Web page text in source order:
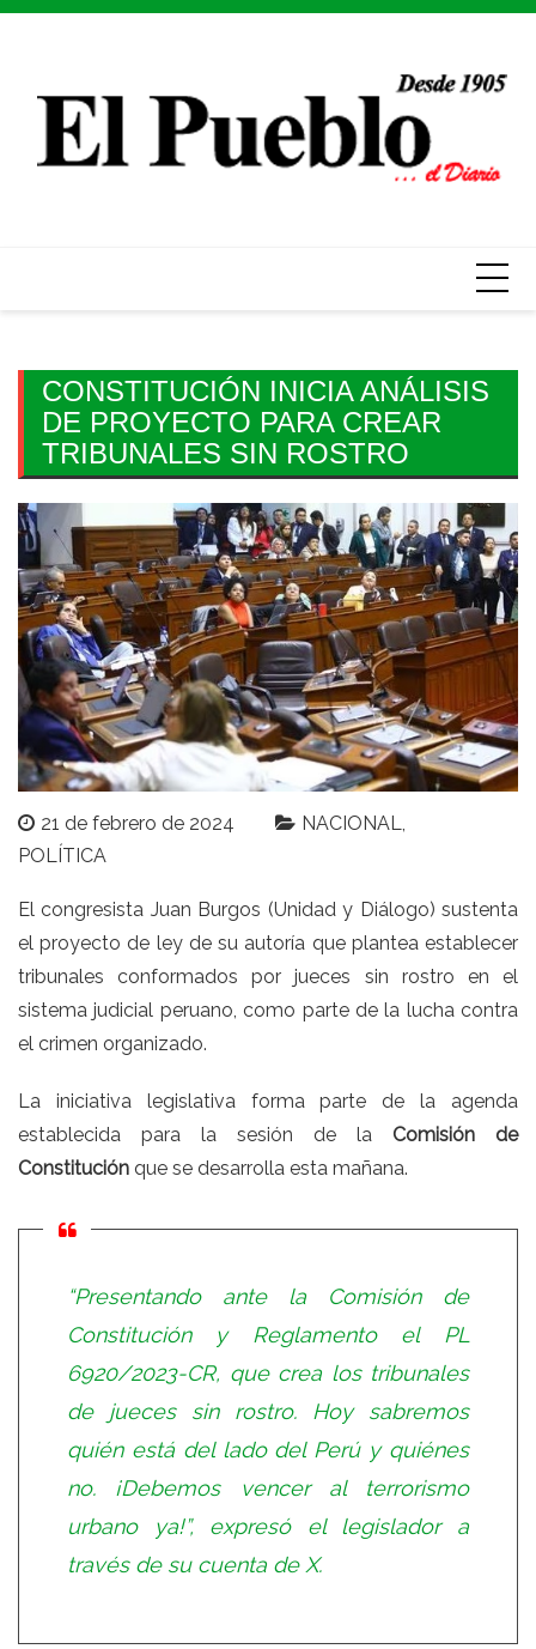
Skip
CONSTITUCIÓN INICIA ANÁLISIS
DE PROYECTO PARA CREAR
TRIBUNALES SIN ROSTRO
21 de febrero de 2024
NACIONAL
POLÍTICA
El congresista Juan Burgos (Unidad y Diálogo) sustenta
el proyecto de ley de su autoría que plantea establecer
tribunales conformados por jueces sin rostro en el
sistema judicial peruano, como parte de la lucha contra
el crimen organizado.
La iniciativa legislativa forma parte de la agenda
establecida para la sesión de la Comisión de
Constitución que se desarrolla esta mañana.
“Presentando ante la Comisión de
Constitución y Reglamento el PL
6920/2023-CR, que crea los tribunales
de jueces sin rostro. Hoy sabremos
quién está del lado del Perú y quiénes
no. ¡Debemos vencer al terrorismo
urbano ya!”, expresó el legislador a
través de su cuenta de X.